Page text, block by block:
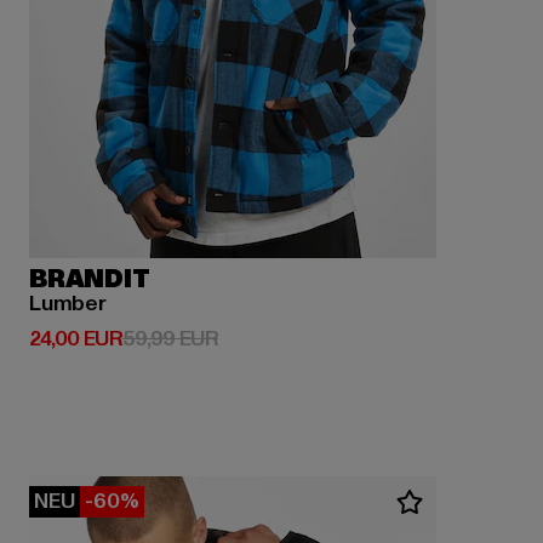
BRANDIT
Lumber
24,00 EUR
Derzeitiger Preis: 24,00 EUR
59,99 EURAktionspreis: 59,99 EUR
NEU -60%